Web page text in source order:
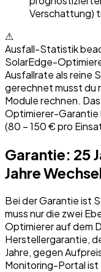
Verschattung)
⚠
Ausfall-Statistik
SolarEdge-
Ausfallrate als reine
gerechnet musst du
Module rechnen.
Optimierer-Garantie
(80 – 150 € pro
Garantie: 25
Jahre
Bei der Garantie ist
muss nur die zwei
Optimierer auf dem
Herstellergarantie,
Jahre, gegen
Monitoring-Portal